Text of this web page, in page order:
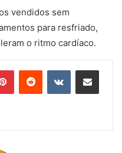
vendidos sem
para resfriado,
o ritmo cardíaco.
PinterestReddit VK Compartilhar via e-mail